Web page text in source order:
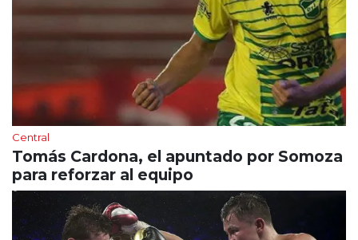
Central
Tomás Cardona, el apuntado por Somoza
para reforzar al equipo